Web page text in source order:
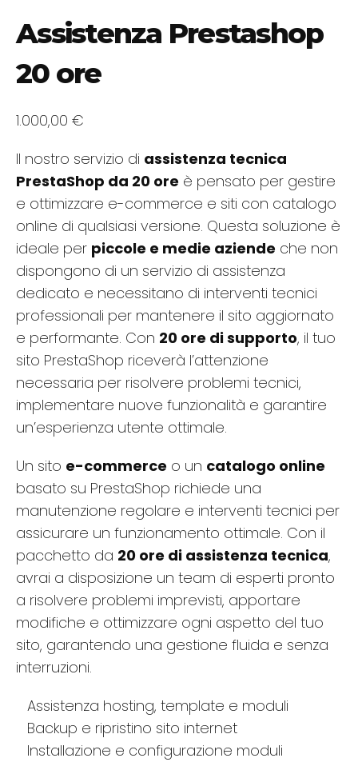
Assistenza Prestashop
20 ore
1.000,00 €
Il nostro servizio di assistenza tecnica
PrestaShop da 20 ore è pensato per gestire
e ottimizzare e-commerce e siti con catalogo
online di qualsiasi versione. Questa soluzione è
ideale per piccole e medie aziende che non
dispongono di un servizio di assistenza
dedicato e necessitano di interventi tecnici
professionali per mantenere il sito aggiornato
e performante. Con 20 ore di supporto, il tuo
sito PrestaShop riceverà l’attenzione
necessaria per risolvere problemi tecnici,
implementare nuove funzionalità e garantire
un’esperienza utente ottimale.
Un sito e-commerce o un catalogo online
basato su PrestaShop richiede una
manutenzione regolare e interventi tecnici per
assicurare un funzionamento ottimale. Con il
pacchetto da 20 ore di assistenza tecnica,
avrai a disposizione un team di esperti pronto
a risolvere problemi imprevisti, apportare
modifiche e ottimizzare ogni aspetto del tuo
sito, garantendo una gestione fluida e senza
interruzioni.
Assistenza hosting, template e moduli
Backup e ripristino sito internet
Installazione e configurazione moduli